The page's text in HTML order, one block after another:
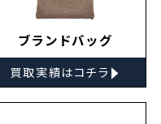
ブランドバッグ
買取実績はコチラ ▸